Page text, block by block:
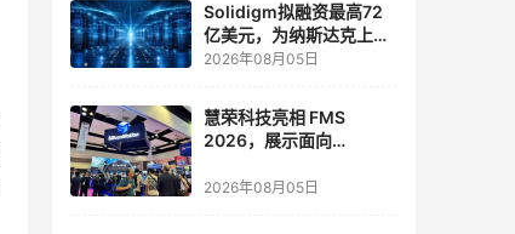
Solidigm拟融资最高72
亿美元，为纳斯达克上市
做准备
2026年08月05日
慧荣科技亮相 FMS
2026，展示面向
存储方案
2026年08月05日